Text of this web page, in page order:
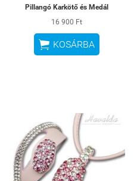
Pillangó Karkötő és Medál
16 900 Ft
 KOSÁRBA